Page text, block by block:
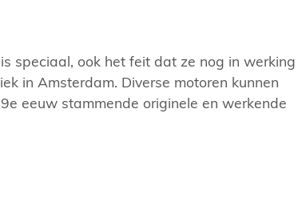
speciaal, ook het feit dat ze nog in werking
in Amsterdam. Diverse motoren kunnen
eeuw stammende originele en werkende